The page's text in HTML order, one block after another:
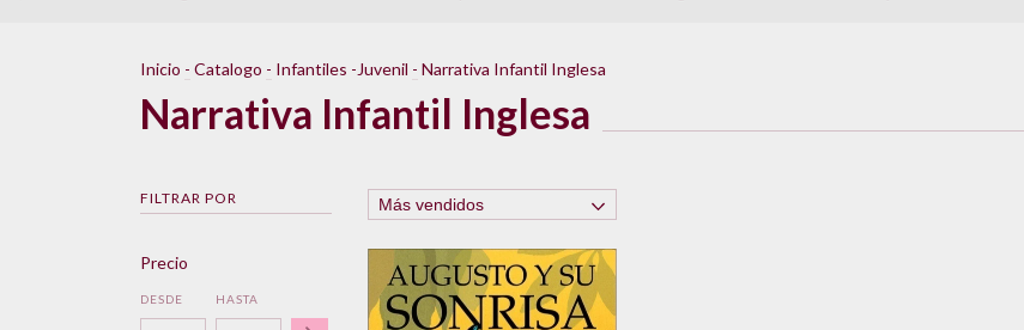
Inicio - Catalogo - Infantiles -Juvenil - Narrativa Infantil Inglesa
Narrativa Infantil Inglesa
FILTRAR POR
Precio
DESDE HASTA